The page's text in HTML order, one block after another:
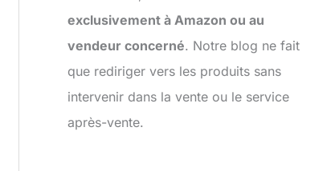
exclusivement à Amazon ou au
vendeur concerné. Notre blog ne fait
que rediriger vers les produits sans
intervenir dans la vente ou le service
après-vente.